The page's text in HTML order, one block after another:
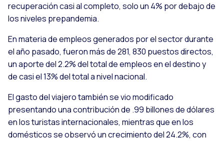
recuperación casi al completo, solo un 4% por debajo de
los niveles prepandemia.
En materia de empleos generados por el sector durante
el año pasado, fueron más de 281, 830 puestos directos,
un aporte del 2.2% del total de empleos en el destino y
de casi el 13% del total a nivel nacional.
El gasto del viajero también se vio modificado
presentando una contribución de .99 billones de dólares
en los turistas internacionales, mientras que en los
domésticos se observó un crecimiento del 24.2%, con